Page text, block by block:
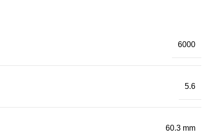
6000
5.6
60.3 mm